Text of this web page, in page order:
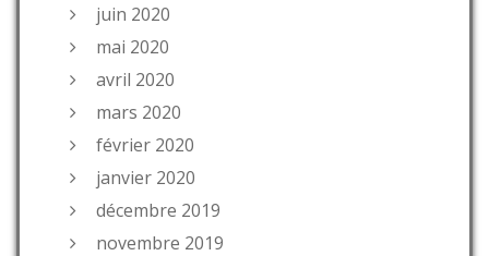
juin 2020
mai 2020
avril 2020
mars 2020
février 2020
janvier 2020
décembre 2019
novembre 2019